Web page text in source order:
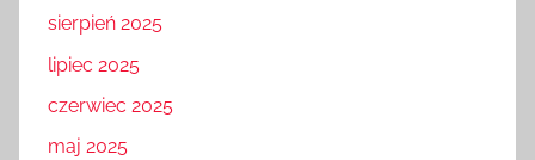
sierpień 2025
lipiec 2025
czerwiec 2025
maj 2025